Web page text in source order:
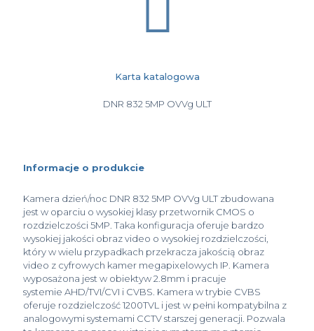
Karta katalogowa
DNR 832 5MP OVVg ULT
Informacje o produkcie
Kamera dzień/noc DNR 832 5MP OVVg ULT zbudowana
jest w oparciu o wysokiej klasy przetwornik CMOS o
rozdzielczości 5MP. Taka konfiguracja oferuje bardzo
wysokiej jakości obraz video o wysokiej rozdzielczości,
który w wielu przypadkach przekracza jakością obraz
video z cyfrowych kamer megapixelowych IP. Kamera
wyposażona jest w obiektyw 2.8mm i pracuje
systemie AHD/TVI/CVI i CVBS. Kamera w trybie CVBS
oferuje rozdzielczość 1200TVL i jest w pełni kompatybilna z
analogowymi systemami CCTV starszej generacji. Pozwala